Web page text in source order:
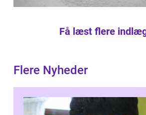
Få læst flere
Flere Nyheder